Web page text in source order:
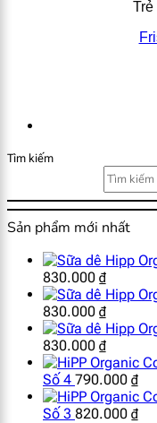
Trẻ
Tìm kiếm
Sản phẩm mới nhất
830.000 ₫
830.000 ₫
830.000 ₫
Số 4 790.000 ₫
Số 3 820.000 ₫